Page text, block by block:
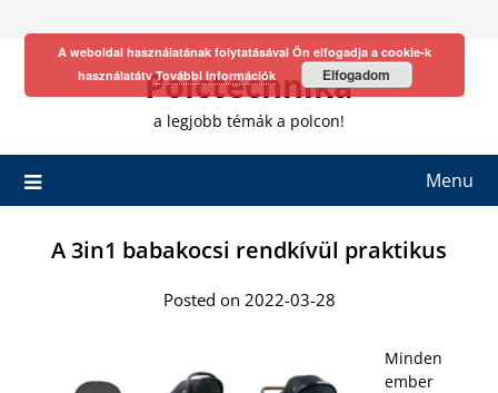
Polctechnika
a legjobb témák a polcon!
Menu
A 3in1 babakocsi rendkívül praktikus
Posted on 2022-03-28
Minden
ember
A weboldal használatának folytatásával Ön elfogadja a cookie-k
használatátvTovábbi információk Elfogadom